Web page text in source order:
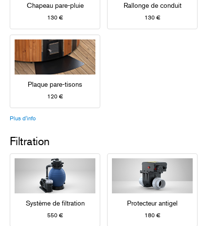
Chapeau pare-pluie
130 €
Rallonge de conduit
130 €
Plaque pare-tisons
120 €
Plus d'info
Filtration
Système de filtration
550 €
Protecteur antigel
180 €